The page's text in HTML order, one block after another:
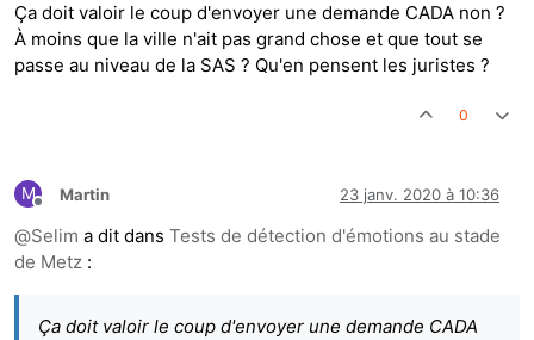
Ça doit valoir le coup d'envoyer une demande CADA non ?
À moins que la ville n'ait pas grand chose et que tout se
passe au niveau de la SAS ? Qu'en pensent les juristes ?
0
M
Hors-ligne
Martin 23 janv. 2020 à 10:36
@Selim a dit dans Tests de détection d'émotions au stade
de Metz :
Ça doit valoir le coup d'envoyer une demande CADA